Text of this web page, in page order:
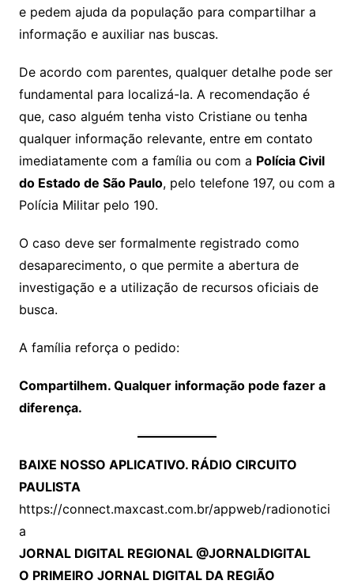
e pedem ajuda da população para compartilhar a
informação e auxiliar nas buscas.
De acordo com parentes, qualquer detalhe pode ser
fundamental para localizá-la. A recomendação é
que, caso alguém tenha visto Cristiane ou tenha
qualquer informação relevante, entre em contato
imediatamente com a família ou com a Polícia Civil
do Estado de São Paulo, pelo telefone 197, ou com a
Polícia Militar pelo 190.
O caso deve ser formalmente registrado como
desaparecimento, o que permite a abertura de
investigação e a utilização de recursos oficiais de
busca.
A família reforça o pedido:
Compartilhem. Qualquer informação pode fazer a
diferença.
BAIXE NOSSO APLICATIVO. RÁDIO CIRCUITO
PAULISTA
https://connect.maxcast.com.br/appweb/radionotici
a
JORNAL DIGITAL REGIONAL @JORNALDIGITAL
O PRIMEIRO JORNAL DIGITAL DA REGIÃO